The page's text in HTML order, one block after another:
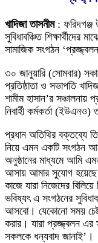
খাদিজা তাসনীম: ফরিদগঞ্জ
সুবিধাবঞ্চিত শিক্ষার্থীদের
সামাজিক সংগঠন
৩০ জানুয়ারি (সোমবার)
প্রতিষ্ঠাতা ও সভাপতি
শামীম হাসান’র
নিবার্হী কর্মকর্তা (ইউএনও)
প্রধান অতিথির বক্তব্যে
নিয়ে এমন একটি সংগঠন
অনুষ্ঠানের মাধ্যমে আমি
আসায় আমার সুযোগ হয়েছে
কাজে যারা নিজেদের
ভবিষ্যৎ এ সংগঠনের
আসবো। যেকোনো সময়
করার। যারা প্রজ্জ্বলন
সকলকে ধন্যবাদ জানাই’।